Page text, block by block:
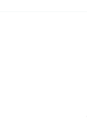
Vous devez vous